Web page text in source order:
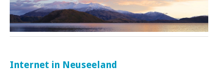
Internet in Neuseeland